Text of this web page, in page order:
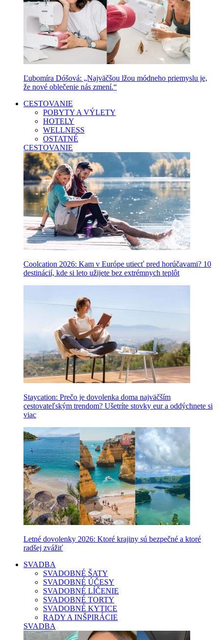
Ľubomíra Dóšová: „Najväčšou lžou módneho priemyslu je,
že nové oblečenie nás zmení.“
CESTOVANIE
POBYTY A VÝLETY
HOTELY
WELLNESS
OSTATNÉ
CESTOVANIE
Coolcation 2026: Kam v Európe utiecť pred horúčavami? 10
destinácií, kde si leto užijete bez extrémnych teplôt
Staycation: Prečo je dovolenka doma najväčším
cestovateľským trendom? Ušetríte stovky eur a oddýchnete si
viac
Letné dovolenky 2026: Ktoré krajiny sú bezpečné a ktoré
radšej zvážiť
SVADBA
SVADOBNÉ ŠATY
SVADOBNÉ ÚČESY
SVADOBNÉ LÍČENIE
SVADOBNÉ TORTY
SVADOBNÉ KYTICE
RADY A INŠPIRÁCIE
SVADBA